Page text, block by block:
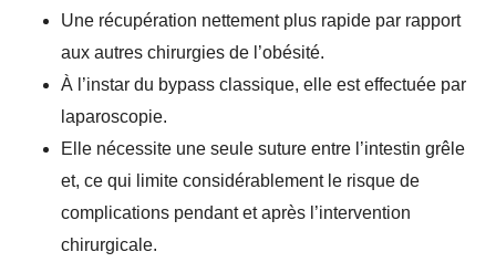
Une récupération nettement plus rapide par rapport
aux autres chirurgies de l’obésité.
À l’instar du bypass classique, elle est effectuée par
laparoscopie.
Elle nécessite une seule suture entre l’intestin grêle
et, ce qui limite considérablement le risque de
complications pendant et après l’intervention
chirurgicale.